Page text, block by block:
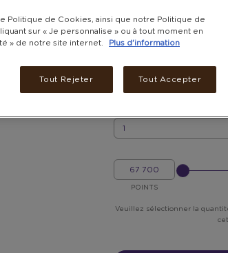
67 700 POINTS
Frais de livraison inclus.
livrés dans les DROM-
Livré dans les 7 jours
MON/MA
POINTS
POINTS
?
Veuillez sélectionner la
Politique de Cookies, ainsi que notre Politique de
sur « Je personnalise » ou à tout moment en
» de notre site internet.
Plus d'information
Tout Rejeter Tout Accepter